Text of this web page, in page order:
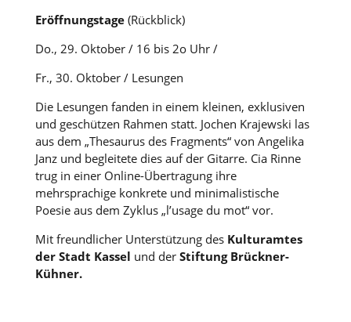
Eröffnungstage(Rückblick)
Do., 29. Oktober / 16 bis 2o Uhr /
Fr., 30. Oktober / Lesungen
Die Lesungen fanden in einem kleinen, exklusiven
und geschützen Rahmen statt. Jochen Krajewski las
aus dem „Thesaurus des Fragments“ von Angelika
Janz und begleitete dies auf der Gitarre. Cia Rinne
trug in einer Online-Übertragung ihre
mehrsprachige konkrete und minimalistische
Poesie aus dem Zyklus „l’usage du mot“ vor.
Mit freundlicher Unterstützung des Kulturamtes
der Stadt Kassel und der Stiftung Brückner-
Kühner.